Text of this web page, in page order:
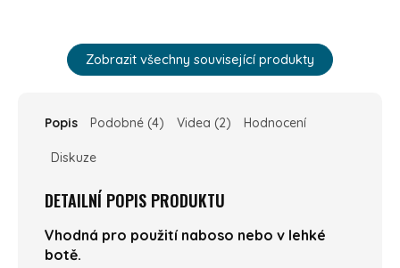
Zobrazit všechny související produkty
Popis Podobné (4) Videa (2) Hodnocení
Diskuze
DETAILNÍ POPIS PRODUKTU
Vhodná pro použití naboso nebo v lehké
botě.